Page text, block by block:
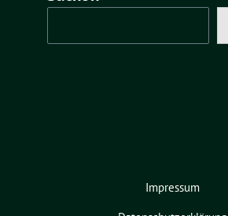
Impressum